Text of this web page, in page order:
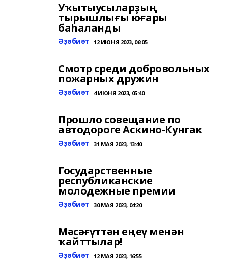
Уҡытыусыларҙың
тырышлығы юғары
баһаланды
Әҙәбиәт 12 ИЮНЯ 2023, 06:05
Смотр среди добровольных
пожарных дружин
Әҙәбиәт 4 ИЮНЯ 2023, 05:40
Прошло совещание по
автодороге Аскино-Кунгак
Әҙәбиәт 31 МАЯ 2023, 13:40
Государственные
республиканские
молодежные премии
Әҙәбиәт 30 МАЯ 2023, 04:20
Мәсәғүттән еңеү менән
ҡайттылар!
Әҙәбиәт 12 МАЯ 2023, 16:55